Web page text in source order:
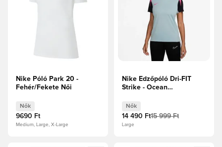
Nike Póló Park 20 -
Fehér/Fekete Női
Nők
9690 Ft
Medium, Large, X-Large
Nike Edzőpóló Dri-FIT
Strike - Ocean
rózsaszín Női
Nők
14 490 Ft15 999 Ft
Large